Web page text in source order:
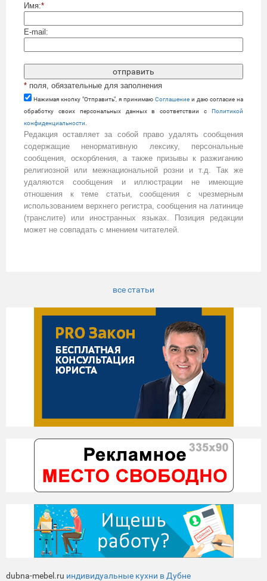
Имя:*
E-mail:
* поля, обязательные для заполнения
Нажимая кнопку "Отправить", я принимаю Cоглашение и даю согласие на
обработку своих персональных данных в соответствии с Политикой
конфиденциальности
Редакция оставляет за собой право удалять сообщения
содержащие ненормативную лексику, персональные
сообщения, оскорбления, а также призывы к разжиганию
религиозной или межнациональной розни и т.д. Так же
удаляются сообщения и иллюстрации не имеющие
отношения к теме статьи, сообщения с чрезмерным
использованием верхнего регистра, сообщения на латинице
(транслите) или иностранных языках. Позиция редакции
может не совпадать с мнением читателей.
все статьи
dubna-mebel.ru индивидуальные кухни в Дубне